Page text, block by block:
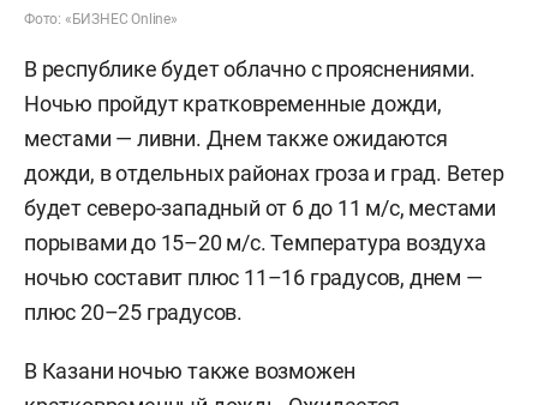
Фото: «БИЗНЕС Online»
В республике будет облачно с прояснениями.
Ночью пройдут кратковременные дожди,
местами — ливни. Днем также ожидаются
дожди, в отдельных районах гроза и град. Ветер
будет северо-западный от 6 до 11 м/с, местами
порывами до 15–20 м/с. Температура воздуха
ночью составит плюс 11–16 градусов, днем —
плюс 20–25 градусов.
В Казани ночью также возможен